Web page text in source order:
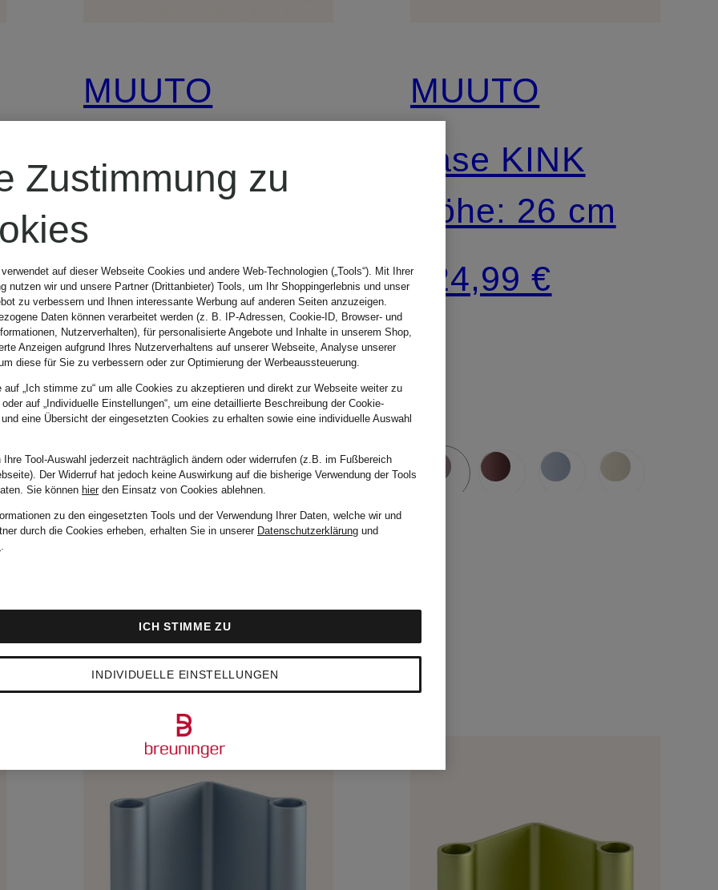
MUUTO
Korb
RESTORE
Höhe: 23 cm,
Breite: 48 cm
95,99 €
MUUTO
Vase KINK
Höhe: 26 cm
224,99 €
Zustimmung zu
auf dieser Webseite Cookies und andere Web-Technologien („Tools“). Mit Ihrer
nutzen wir und unsere Partner (Drittanbieter) Tools, um Ihr Shoppingerlebnis und unser
zu verbessern und Ihnen interessante Werbung auf anderen Seiten anzuzeigen.
Daten können verarbeitet werden (z. B. IP-Adressen, Cookie-ID, Browser- und
Nutzerverhalten), für personalisierte Angebote und Inhalte in unserem Shop,
Anzeigen aufgrund Ihres Nutzerverhaltens auf unserer Webseite, Analyse unserer
diese für Sie zu verbessern oder zur Optimierung der Werbeaussteuerung.
auf „Ich stimme zu“ um alle Cookies zu akzeptieren und direkt zur Webseite weiter zu
auf „Individuelle Einstellungen“, um eine detaillierte Beschreibung der Cookie-
eine Übersicht der eingesetzten Cookies zu erhalten sowie eine individuelle Auswahl
Ihre Tool-Auswahl jederzeit nachträglich ändern oder widerrufen (z.B. im Fußbereich
Der Widerruf hat jedoch keine Auswirkung auf die bisherige Verwendung der Tools
Sie können hierden Einsatz von Cookies ablehnen.
zu den eingesetzten Tools und der Verwendung Ihrer Daten, welche wir und
durch die Cookies erheben, erhalten Sie in unserer Datenschutzerklärung und
.
INDIVIDUELLE EINSTELLUNGEN
ICH STIMME ZU